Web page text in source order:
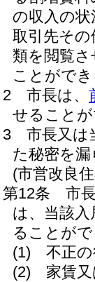
の収入の
取引先そ
類を閲覧
ことがで
2
市長は、
せること
3
市長又は
た秘密を
(市営改良
第12条
市
は、当該
ることが
(1)
不正
(2)
家賃